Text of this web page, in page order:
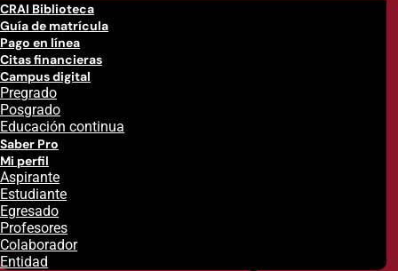
CRAI Biblioteca
Guía de matrícula
Pago en línea
Citas financieras
Campus digital
Pregrado
Posgrado
Educación continua
Saber Pro
Mi perfil
Aspirante
Estudiante
Egresado
Profesores
Colaborador
Entidad